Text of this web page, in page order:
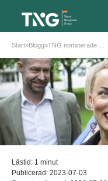
Start»Blogg»
Lästid: 1 minut
Publicerad: 2023-07-03